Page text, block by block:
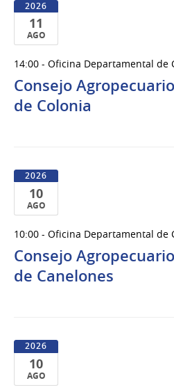
2026
11
AGO
de
Ago
del
14:00 - Oficina Departamental de
Consejo
de Colonia
2026
10
AGO
de
Ago
del
10:00 - Oficina Departamental de
Consejo
de Canelones
2026
10
AGO